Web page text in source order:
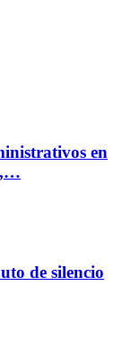
en
de silencio